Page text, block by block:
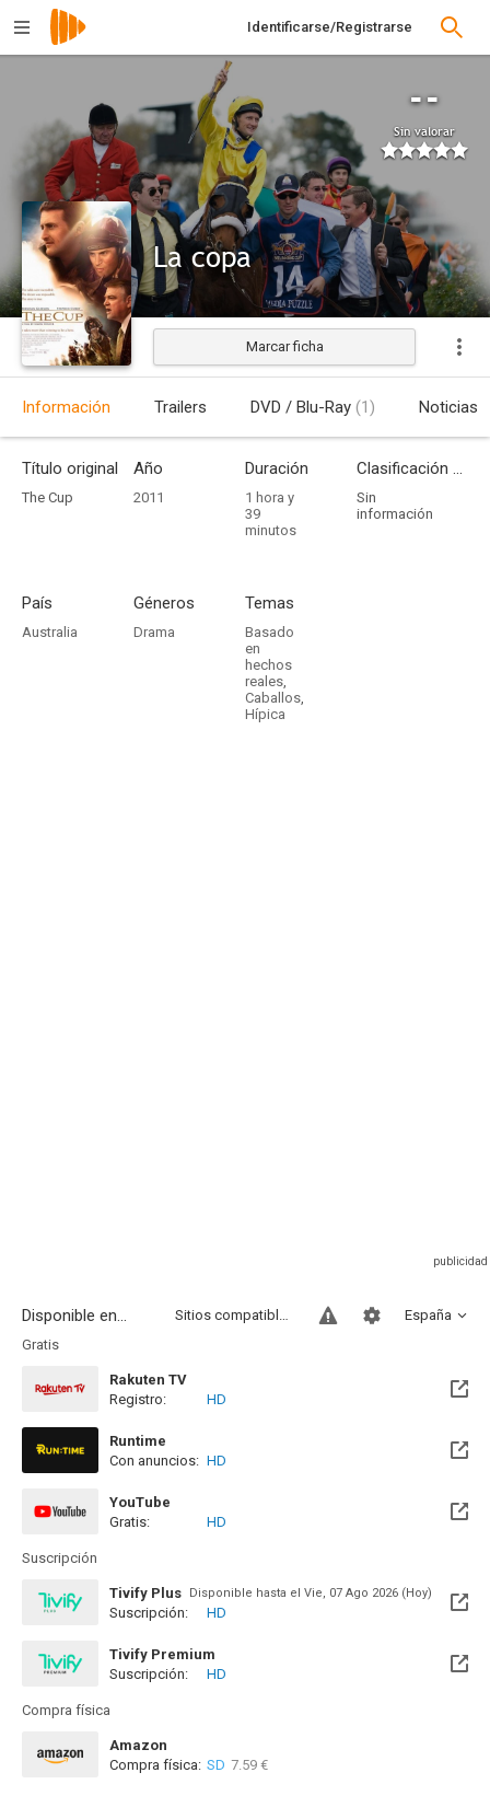
Identificarse/Registrarse
--
Sin valorar
La copa
Estrenada
Marcar ficha
Información Trailers DVD / Blu-Ray (1) Noticias
Título original
The Cup
Año
2011
Duración
1 hora y
39
minutos
Clasificación por edades
Sin
información
País
Australia
Géneros
Drama
Temas
Basado
en
hechos
reales,
Caballos,
Hípica
Disponible en... España
Sitios compatibles
Gratis
Rakuten TV
Registro:
HD
Runtime
Con anuncios: HD
YouTube
Gratis:
HD
Suscripción
Tivify Plus Disponible hasta el Vie, 07 Ago 2026 (Hoy)
Suscripción: HD
Tivify Premium
Disponible hasta el Jue, 13 Ago 2026 (Quedan 6 días)
Suscripción: HD
Compra física
Amazon
Compra física: SD 7.59 €